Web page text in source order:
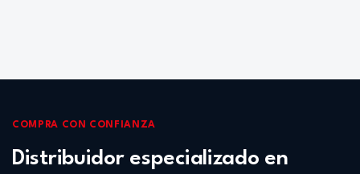
COMPRA CON CONFIANZA
Distribuidor especializado en